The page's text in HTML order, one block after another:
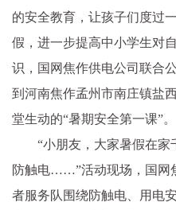
的安全教育，让孩子们度过
假，进一步提高中小学生对
识，国网焦作供电公司联合
到河南焦作孟州市南庄镇盐
堂生动的“暑期安全第一课”。
“小朋友，大家暑假在家
防触电……”活动现场，国网
者服务队围绕防触电、用电